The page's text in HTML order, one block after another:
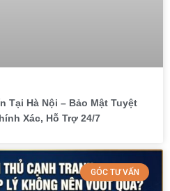
Tại Hà Nội – Bảo Mật Tuyệt
Xác, Hỗ Trợ 24/7
GÓC TƯ VẤN